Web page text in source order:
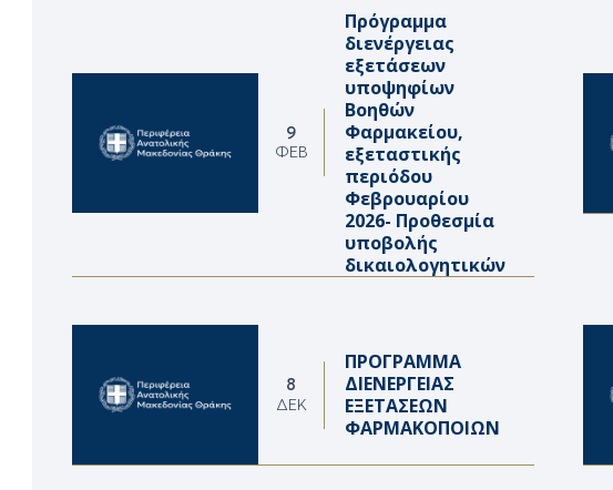
9
ΦΕΒ
Πρόγραμμα
διενέργειας
εξετάσεων
υποψηφίων
Βοηθών
Φαρμακείου,
εξεταστικής
περιόδου
Φεβρουαρίου
2026- Προθεσμία
υποβολής
δικαιολογητικών
8
ΔΕΚ
ΠΡΟΓΡΑΜΜΑ
ΔΙΕΝΕΡΓΕΙΑΣ
ΕΞΕΤΑΣΕΩΝ
ΦΑΡΜΑΚΟΠΟΙΩΝ